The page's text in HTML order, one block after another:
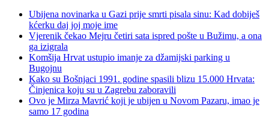
Ubijena novinarka u Gazi prije smrti pisala sinu: Kad dobiješ
kćerku daj joj moje ime
Vjerenik čekao Mejru četiri sata ispred pošte u Bužimu, a ona
ga izigrala
Komšija Hrvat ustupio imanje za džamijski parking u
Bugojnu
Kako su Bošnjaci 1991. godine spasili blizu 15.000 Hrvata:
Činjenica koju su u Zagrebu zaboravili
Ovo je Mirza Mavrić koji je ubijen u Novom Pazaru, imao je
samo 17 godina